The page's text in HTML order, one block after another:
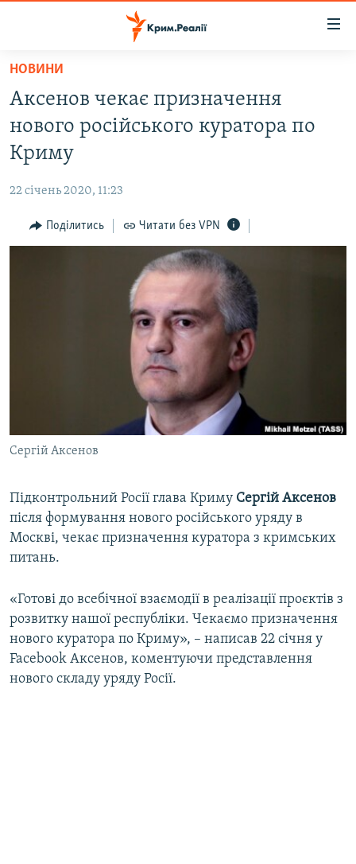
Перейти
основного
матеріалу
Перейти
до
основної
Перейти
до
ВІДЕО ТА ФОТО
БЛОГИ
ПОГЛЯД
ВІДЕОУРОКИ «ELIFBE»
УКРАЇНСЬКА ПРОБЛЕМА КРИМУ
ІНФОГРАФІКА
ЯК ОБІЙТИ БЛОКУВАННЯ
ДОЛУЧАЙСЯ!
Усі сайти RFE/RL
НОВИНИ
Аксенов чекає призначення
нового російського куратора по
Криму
22 січень 2020, 11:23
Поділитись Читати без VPN
Сергій Аксенов
Підконтрольний Росії глава Криму Сергій Аксенов
після формування нового російського уряду в
Москві, чекає призначення куратора з кримських
питань.
«Готові до всебічної взаємодії в реалізації проєктів з
розвитку нашої республіки. Чекаємо призначення
нового куратора по Криму», – написав 22 січня у
Facebook Аксенов, коментуючи представлення
нового складу уряду Росії.